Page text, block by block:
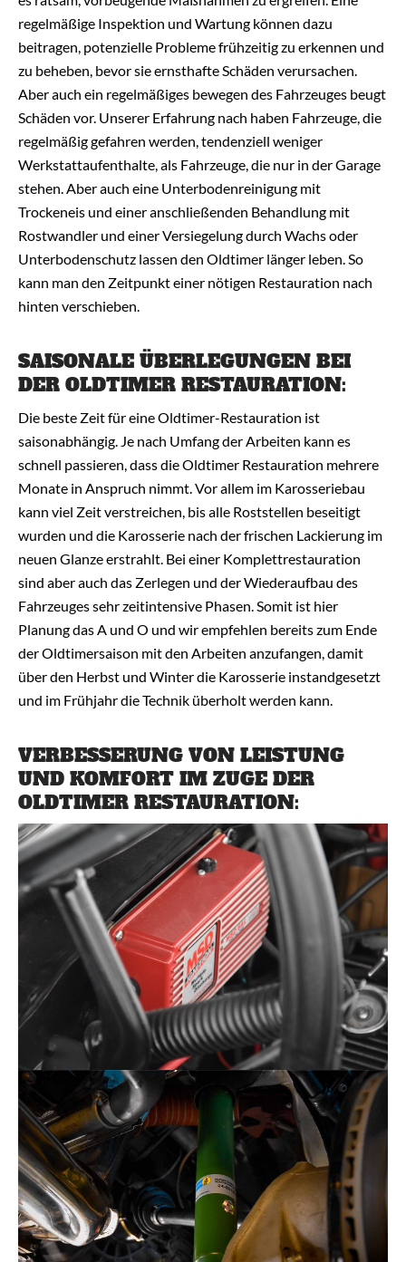
regelmäßige Inspektion und Wartung können dazu
beitragen, potenzielle Probleme frühzeitig zu erkennen und
zu beheben, bevor sie ernsthafte Schäden verursachen.
Aber auch ein regelmäßiges bewegen des Fahrzeuges beugt
Schäden vor. Unserer Erfahrung nach haben Fahrzeuge, die
regelmäßig gefahren werden, tendenziell weniger
Werkstattaufenthalte, als Fahrzeuge, die nur in der Garage
stehen. Aber auch eine Unterbodenreinigung mit
Trockeneis und einer anschließenden Behandlung mit
Rostwandler und einer Versiegelung durch Wachs oder
Unterbodenschutz lassen den Oldtimer länger leben. So
kann man den Zeitpunkt einer nötigen Restauration nach
hinten verschieben.
SAISONALE ÜBERLEGUNGEN BEI
DER OLDTIMER RESTAURATION:
Die beste Zeit für eine Oldtimer-Restauration ist
saisonabhängig. Je nach Umfang der Arbeiten kann es
schnell passieren, dass die Oldtimer Restauration mehrere
Monate in Anspruch nimmt. Vor allem im Karosseriebau
kann viel Zeit verstreichen, bis alle Roststellen beseitigt
wurden und die Karosserie nach der frischen Lackierung im
neuen Glanze erstrahlt. Bei einer Komplettrestauration
sind aber auch das Zerlegen und der Wiederaufbau des
Fahrzeuges sehr zeitintensive Phasen. Somit ist hier
Planung das A und O und wir empfehlen bereits zum Ende
der Oldtimersaison mit den Arbeiten anzufangen, damit
über den Herbst und Winter die Karosserie instandgesetzt
und im Frühjahr die Technik überholt werden kann.
VERBESSERUNG VON LEISTUNG
UND KOMFORT IM ZUGE DER
OLDTIMER RESTAURATION: